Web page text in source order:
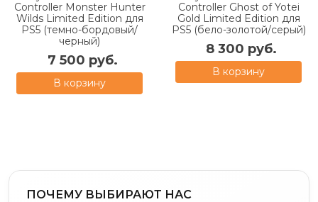
Controller Monster Hunter
Wilds Limited Edition для
PS5 (темно-бордовый/
черный)
7 500 руб.
В корзину
Controller Ghost of Yotei
Gold Limited Edition для
PS5 (бело-золотой/серый)
8 300 руб.
В корзину
ПОЧЕМУ ВЫБИРАЮТ НАС